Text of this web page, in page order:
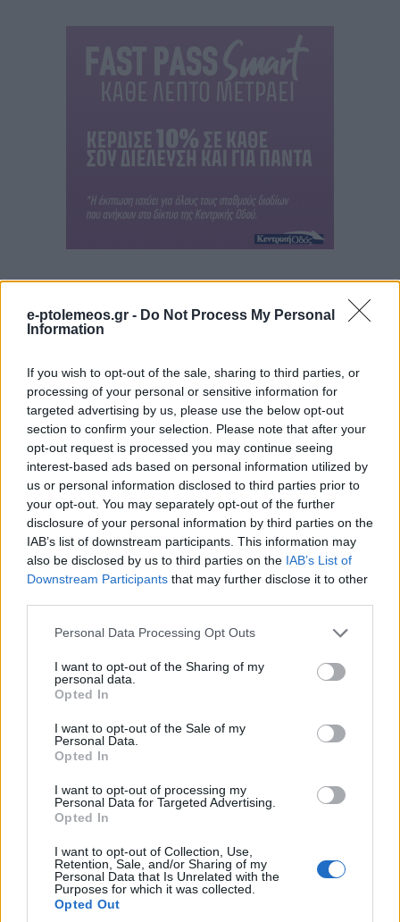
e-ptolemeos.gr - Do Not Process My Personal
Information
If you wish to opt-out of the sale, sharing to third parties, or
processing of your personal or sensitive information for
targeted advertising by us, please use the below opt-out
section to confirm your selection. Please note that after your
opt-out request is processed you may continue seeing
interest-based ads based on personal information utilized by
us or personal information disclosed to third parties prior to
your opt-out. You may separately opt-out of the further
disclosure of your personal information by third parties on the
IAB’s list of downstream participants. This information may
also be disclosed by us to third parties on the IAB’s List of
Downstream Participants that may further disclose it to other
Please note that this website/app uses one or more Google
not limited to your visit or usage behaviour. You may click to
grant or deny consent to Google and its third-party tags to
use your data for below specified purposes in below Google
consent section.
Personal Data Processing Opt Outs
I want to opt-out of the Sharing of my
personal data.
Opted In
I want to opt-out of the Sale of my
Personal Data.
Opted In
I want to opt-out of processing my
Personal Data for Targeted Advertising.
Opted In
I want to opt-out of Collection, Use,
Retention, Sale, and/or Sharing of my
Personal Data that Is Unrelated with the
Purposes for which it was collected.
Opted Out